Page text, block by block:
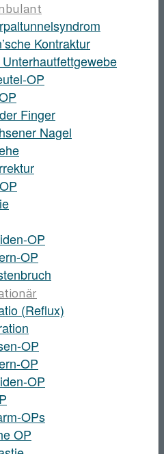
Kontraktur
OP
Finger
Nagel
OP
OP
(Reflux)
OP
OP
OP
OPs
OP